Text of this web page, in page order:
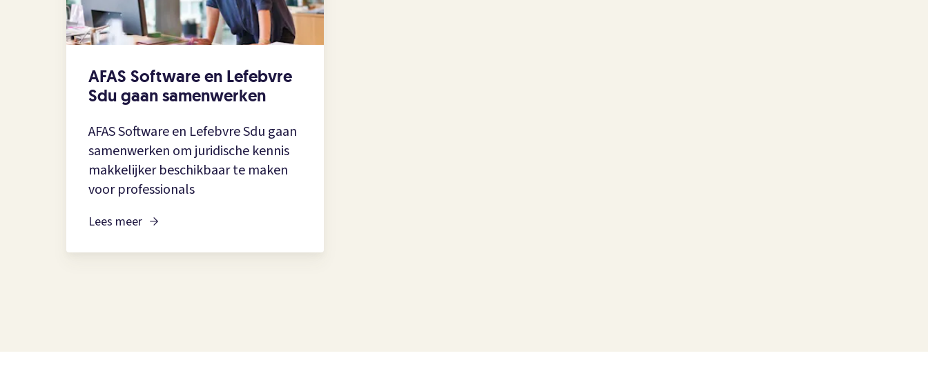
AFAS Software en Lefebvre
Sdu gaan samenwerken
AFAS Software en Lefebvre Sdu gaan
samenwerken om juridische kennis
makkelijker beschikbaar te maken
voor professionals
Lees meer